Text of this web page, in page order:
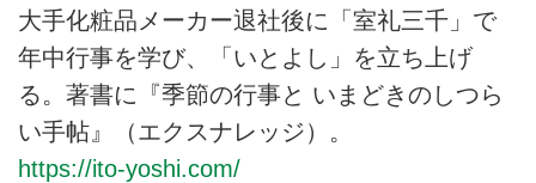
大手化粧品メーカー退社後に「室礼三千」で
年中行事を学び、「いとよし」を立ち上げ
る。著書に『季節の行事と いまどきのしつら
い手帖』（エクスナレッジ）。
https://ito-yoshi.com/